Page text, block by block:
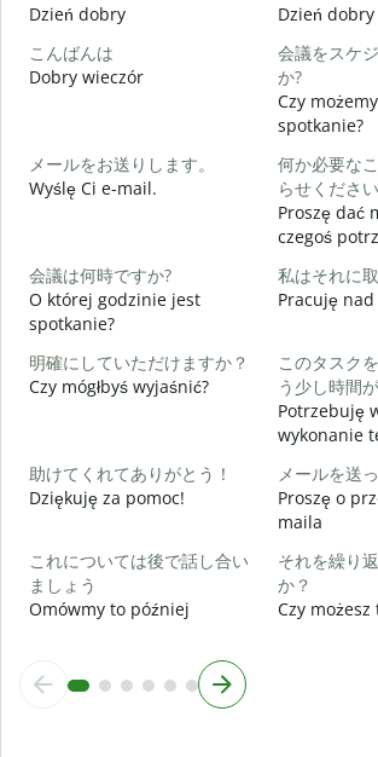
Dzień dobry
Dzień dobry
こんばんは
Dobry wieczór
会議をスケ
か?
Czy
spotkanie?
メールをお送りします。
Wyślę Ci e-mail.
何か必要な
らせください
Proszę dać
czegoś
会議は何時ですか?
O której godzinie jest
spotkanie?
私はそれに
Pracuję
明確にしていただけますか？
Czy mógłbyś wyjaśnić?
このタスク
う少し時間
Potrzebuję
wykonanie
助けてくれてありがとう！
Dziękuję za pomoc!
メールを送
Proszę o
maila
これについては後で話し合い
ましょう
Omówmy to później
それを繰り
か？
Czy